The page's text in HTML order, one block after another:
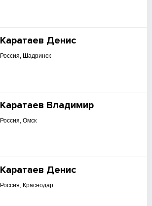
Каратаев Денис
Россия, Шадринск
Каратаев Владимир
Россия, Омск
Каратаев Денис
Россия, Краснодар